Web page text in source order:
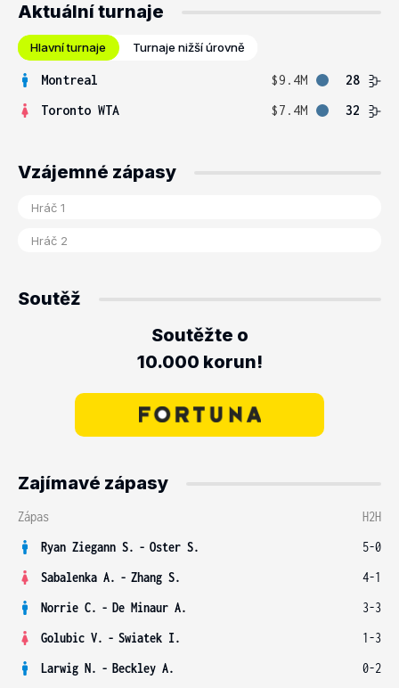
Aktuální turnaje
Hlavní turnaje Turnaje nižší úrovně
Montreal $9.4M
28
Toronto WTA
$7.4M 32
Vzájemné zápasy
Soutěž
Soutěžte o
10.000 korun!
Zajímavé zápasy
Zápas
H2H
Ryan Ziegann S. - Oster S.
5-0
Sabalenka A. - Zhang S.
4-1
Norrie C. - De Minaur A.
3-3
Golubic V. - Swiatek I.
1-3
Larwig N. - Beckley A.
0-2